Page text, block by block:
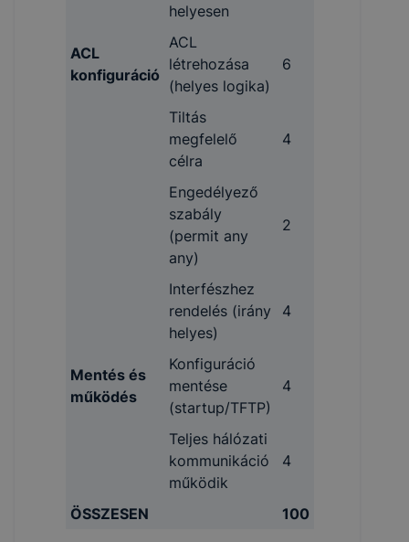
helyesen
ACL
konfiguráció
ACL
létrehozása
(helyes logika)
6
Tiltás
megfelelő
célra
4
Engedélyező
szabály
(permit any
any)
2
Interfészhez
rendelés (irány
helyes)
4
Mentés és
működés
Konfiguráció
mentése
(startup/TFTP)
4
Teljes hálózati
kommunikáció
működik
4
ÖSSZESEN 100